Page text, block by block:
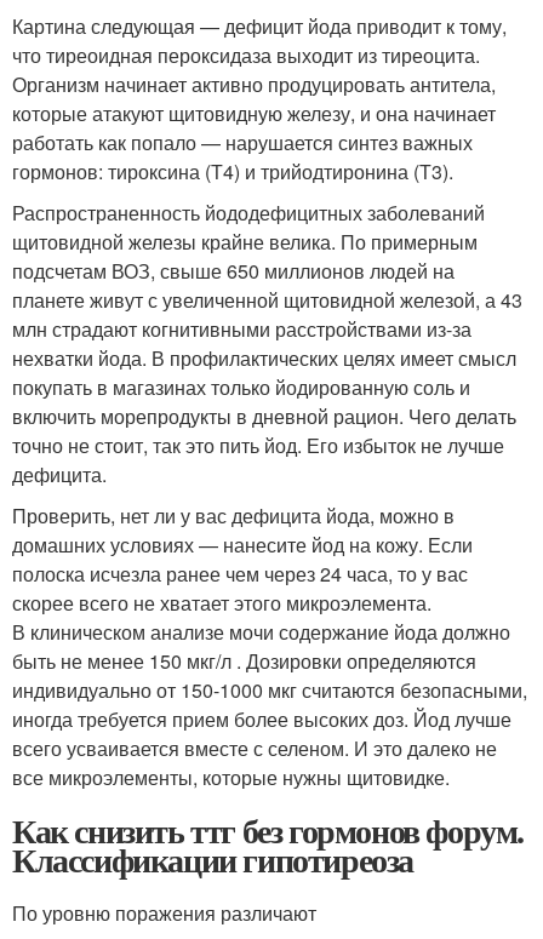
Картина следующая — дефицит йода приводит к тому,
что тиреоидная пероксидаза выходит из тиреоцита.
Организм начинает активно продуцировать антитела,
которые атакуют щитовидную железу, и она начинает
работать как попало — нарушается синтез важных
гормонов: тироксина (Т4) и трийодтиронина (Т3).
Распространенность йододефицитных заболеваний
щитовидной железы крайне велика. По примерным
подсчетам ВОЗ, свыше 650 миллионов людей на
планете живут с увеличенной щитовидной железой, а 43
млн страдают когнитивными расстройствами из-за
нехватки йода. В профилактических целях имеет смысл
покупать в магазинах только йодированную соль и
включить морепродукты в дневной рацион. Чего делать
точно не стоит, так это пить йод. Его избыток не лучше
дефицита.
Проверить, нет ли у вас дефицита йода, можно в
домашних условиях — нанесите йод на кожу. Если
полоска исчезла ранее чем через 24 часа, то у вас
скорее всего не хватает этого микроэлемента.
В клиническом анализе мочи содержание йода должно
быть не менее 150 мкг/л . Дозировки определяются
индивидуально от 150-1000 мкг считаются безопасными,
иногда требуется прием более высоких доз. Йод лучше
всего усваивается вместе с селеном. И это далеко не
все микроэлементы, которые нужны щитовидке.
Как снизить ттг без гормонов форум.
Классификации гипотиреоза
По уровню поражения различают